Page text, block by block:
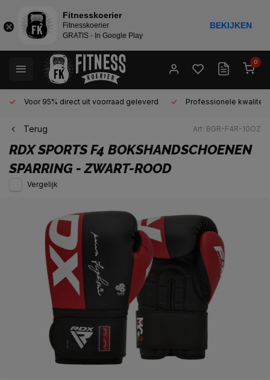
0
Voor 95% direct uit voorraad geleverd Professionele kwaliteit
Terug Art: BGR-F4R-10OZ
RDX SPORTSF4 BOKSHANDSCHOENEN
SPARRING - ZWART-ROOD
Vergelijk
Fitnesskoerier
Fitnesskoerier
GRATIS - In Google Play
BEKIJKEN